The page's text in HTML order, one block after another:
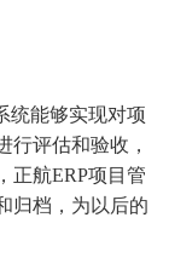
统能够实现对项
行评估和验收，
正航ERP项目管
归档，为以后的